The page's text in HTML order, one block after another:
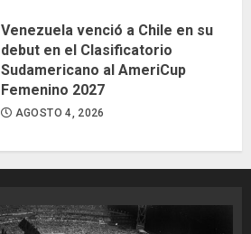
Venezuela venció a Chile en su
debut en el Clasificatorio
Sudamericano al AmeriCup
Femenino 2027
AGOSTO 4, 2026